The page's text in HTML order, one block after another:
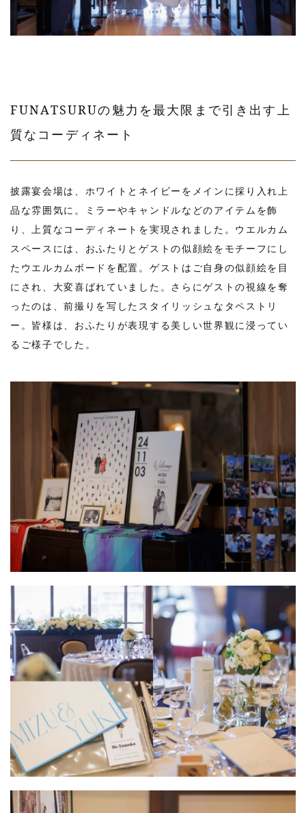
FUNATSURUの魅力を最大限まで引き出す上
質なコーディネート
披露宴会場は、ホワイトとネイビーをメインに採り入れ上
品な雰囲気に。ミラーやキャンドルなどのアイテムを飾
り、上質なコーディネートを実現されました。ウエルカム
スペースには、おふたりとゲストの似顔絵をモチーフにし
たウエルカムボードを配置。ゲストはご自身の似顔絵を目
にされ、大変喜ばれていました。さらにゲストの視線を奪
ったのは、前撮りを写したスタイリッシュなタペストリ
ー。皆様は、おふたりが表現する美しい世界観に浸ってい
るご様子でした。